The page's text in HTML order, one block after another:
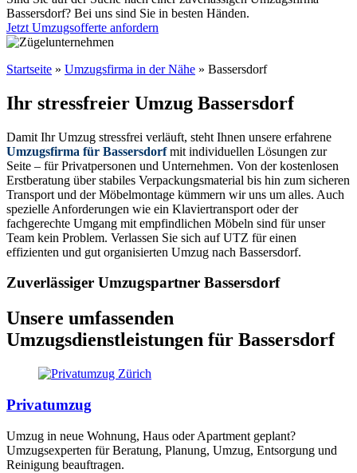
Bassersdorf? Bei uns sind Sie in besten Händen.
Jetzt Umzugsofferte anfordern
Startseite » Umzugsfirma in der Nähe » Bassersdorf
Ihr stressfreier Umzug Bassersdorf
Damit Ihr Umzug stressfrei verläuft, steht Ihnen unsere erfahrene
Umzugsfirma für Bassersdorfmit individuellen Lösungen zur
Seite – für Privatpersonen und Unternehmen. Von der kostenlosen
Erstberatung über stabiles Verpackungsmaterial bis hin zum sicheren
Transport und der Möbelmontage kümmern wir uns um alles. Auch
spezielle Anforderungen wie ein Klaviertransport oder der
fachgerechte Umgang mit empfindlichen Möbeln sind für unser
Team kein Problem. Verlassen Sie sich auf UTZ für einen
effizienten und gut organisierten Umzug nach Bassersdorf.
Zuverlässiger Umzugspartner Bassersdorf
Unsere umfassenden
Umzugsdienstleistungen für Bassersdorf
Privatumzug
Umzug in neue Wohnung, Haus oder Apartment geplant?
Umzugsexperten für Beratung, Planung, Umzug, Entsorgung und
Reinigung beauftragen.